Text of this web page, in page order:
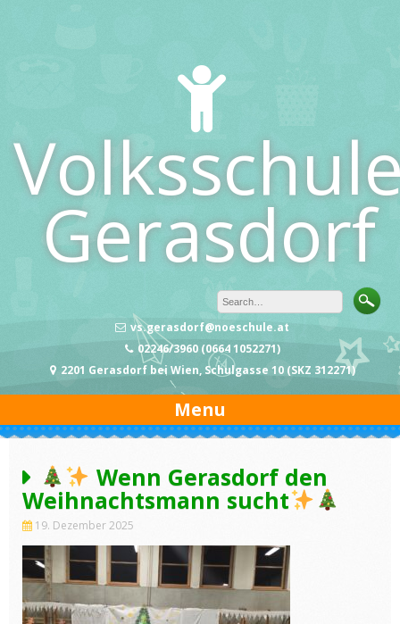
Gerasdorf
vs.gerasdorf@noeschule.at
02246/3960 (0664 1052271)
2201 Gerasdorf bei Wien, Schulgasse 10 (SKZ 312271)
Menu
Wenn Gerasdorf den
Weihnachtsmann sucht
19. Dezember 2025